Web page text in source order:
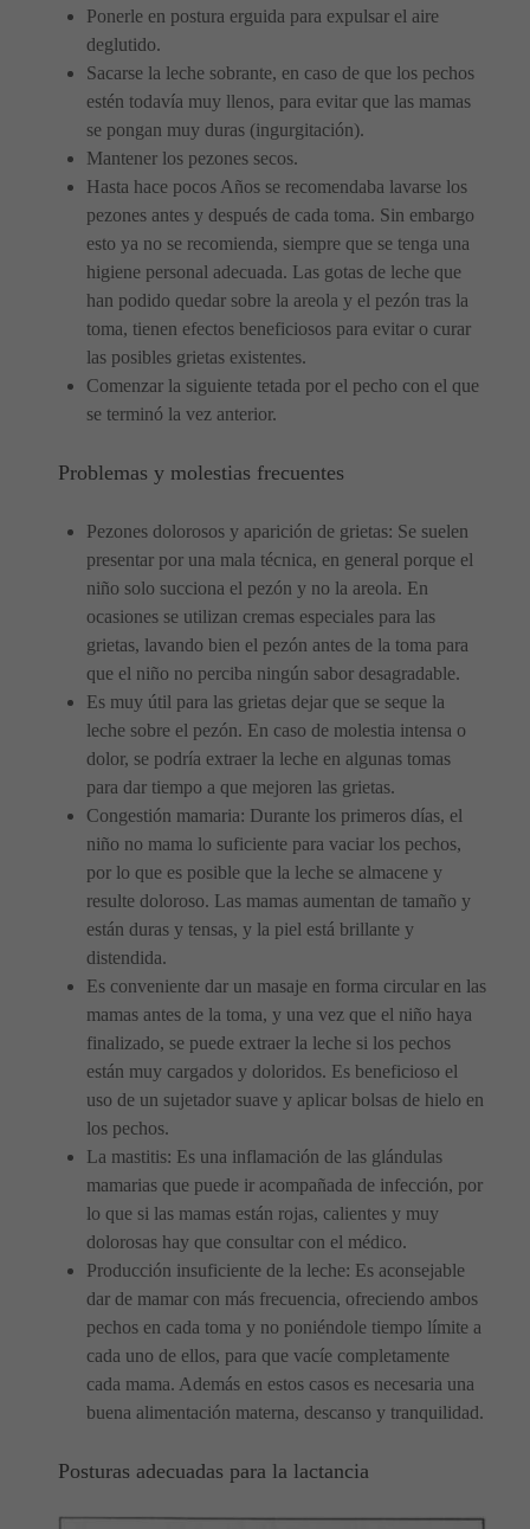
Ponerle en postura erguida para expulsar el aire
deglutido.
Sacarse la leche sobrante, en caso de que los pechos
estén todavía muy llenos, para evitar que las mamas
se pongan muy duras (ingurgitación).
Mantener los pezones secos.
Hasta hace pocos Años se recomendaba lavarse los
pezones antes y después de cada toma. Sin embargo
esto ya no se recomienda, siempre que se tenga una
higiene personal adecuada. Las gotas de leche que
han podido quedar sobre la areola y el pezón tras la
toma, tienen efectos beneficiosos para evitar o curar
las posibles grietas existentes.
Comenzar la siguiente tetada por el pecho con el que
se terminó la vez anterior.
Problemas y molestias frecuentes
Pezones dolorosos y aparición de grietas: Se suelen
presentar por una mala técnica, en general porque el
niño solo succiona el pezón y no la areola. En
ocasiones se utilizan cremas especiales para las
grietas, lavando bien el pezón antes de la toma para
que el niño no perciba ningún sabor desagradable.
Es muy útil para las grietas dejar que se seque la
leche sobre el pezón. En caso de molestia intensa o
dolor, se podría extraer la leche en algunas tomas
para dar tiempo a que mejoren las grietas.
Congestión mamaria: Durante los primeros días, el
niño no mama lo suficiente para vaciar los pechos,
por lo que es posible que la leche se almacene y
resulte doloroso. Las mamas aumentan de tamaño y
están duras y tensas, y la piel está brillante y
distendida.
Es conveniente dar un masaje en forma circular en las
mamas antes de la toma, y una vez que el niño haya
finalizado, se puede extraer la leche si los pechos
están muy cargados y doloridos. Es beneficioso el
uso de un sujetador suave y aplicar bolsas de hielo en
los pechos.
La mastitis: Es una inflamación de las glándulas
mamarias que puede ir acompañada de infección, por
lo que si las mamas están rojas, calientes y muy
dolorosas hay que consultar con el médico.
Producción insuficiente de la leche: Es aconsejable
dar de mamar con más frecuencia, ofreciendo ambos
pechos en cada toma y no poniéndole tiempo límite a
cada uno de ellos, para que vacíe completamente
cada mama. Además en estos casos es necesaria una
buena alimentación materna, descanso y tranquilidad.
Posturas adecuadas para la lactancia